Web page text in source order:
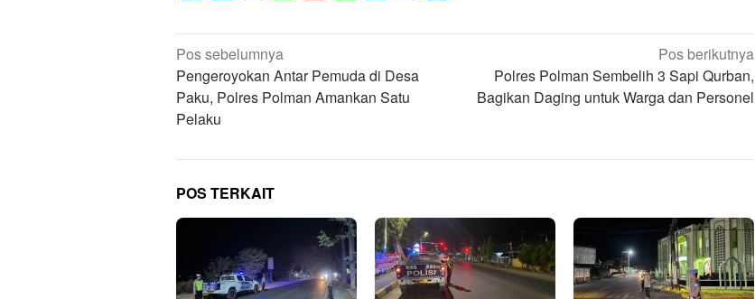
Navigasi
pos
Pos sebelumnya
Pengeroyokan Antar Pemuda di Desa
Paku, Polres Polman Amankan Satu
Pelaku
Pos berikutnya
Polres Polman Sembelih 3 Sapi Qurban,
Bagikan Daging untuk Warga dan Personel
POS TERKAIT